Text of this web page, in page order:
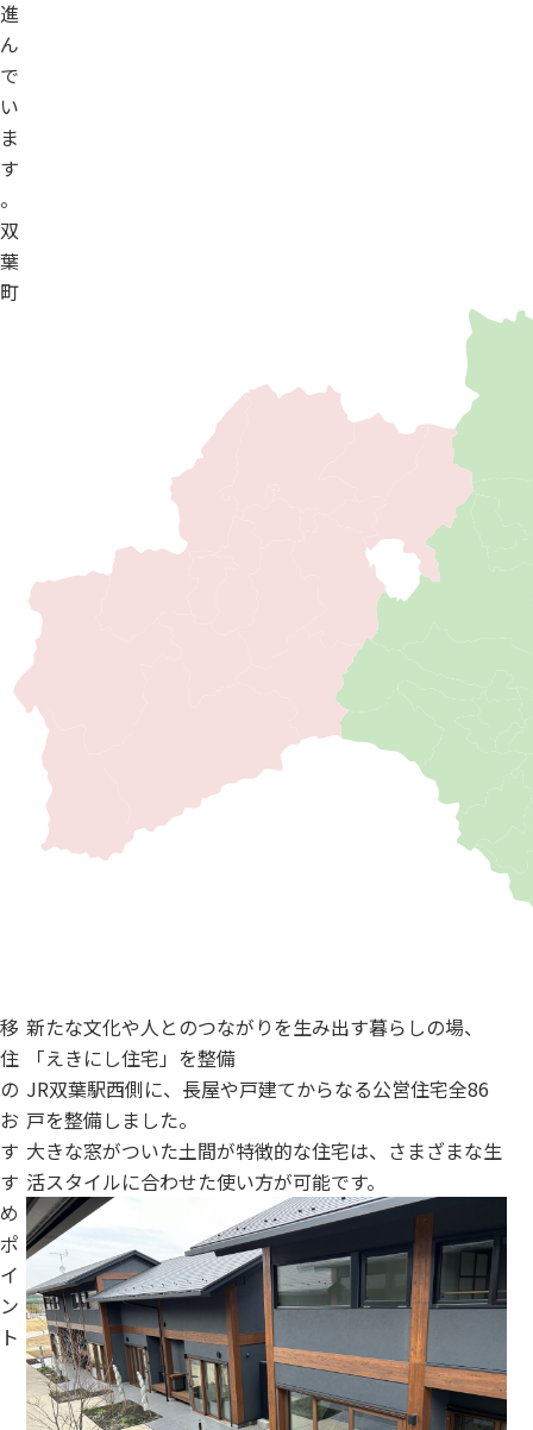
進
ん
で
い
ま
す
。
双
葉
町
移
住
の
お
す
す
め
ポ
イ
ン
ト
新たな文化や人とのつながりを生み出す暮らしの場、
「えきにし住宅」を整備
JR双葉駅西側に、長屋や戸建てからなる公営住宅全86
戸を整備しました。
大きな窓がついた土間が特徴的な住宅は、さまざまな生
活スタイルに合わせた使い方が可能です。